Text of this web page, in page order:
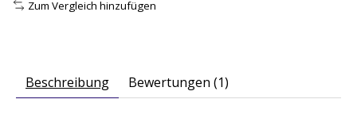
Zum Vergleich hinzufügen
Beschreibung Bewertungen (1)